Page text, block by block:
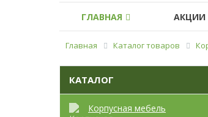
ГЛАВНАЯ АКЦИИ
Главная Каталог товаров
КАТАЛОГ
Корпусная мебель